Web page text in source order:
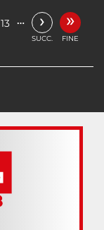
13 … ›
SUCC.
»
FINE